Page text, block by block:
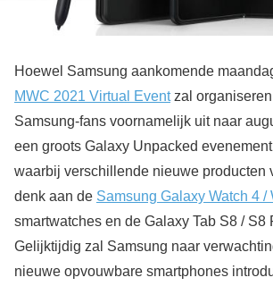
Hoewel Samsung aankomende
MWC 2021 Virtual Eventzal organiseren
Samsung-fans voornamelijk uit naar
een groots Galaxy Unpacked
waarbij verschillende nieuwe producten
denk aan de Samsung Galaxy Watch 4 /
smartwatches en de Galaxy Tab S8 / S8
Gelijktijdig zal Samsung naar
nieuwe opvouwbare smartphones